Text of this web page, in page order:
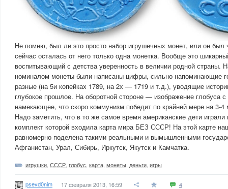
Не помню, был ли это просто набор игрушечных монет, или он был
сейчас осталась от него только одна монетка. Вообще это
воспитывающий с детства уверенность в величии родной страны.
номиналом монеты были написаны цифры, сильно напоминающие
разные (на 5и копейках 1789, на 2х — 1719 и т.д.), уводящие
глубокое прошлое. На оборотной стороне — изображение глобуса
намекающее, что скоро коммунизм победит по крайней мере на 3-4
Надо заметить, что в то же самое время американские дети
комплект которой входила карта мира БЕЗ СССР! На этой карте
равномерно поделена такими реальными и вымышленными
Афганистан, Урал, Сибирь, Иркутск, Якутск и Камчатка.
игрушки СССР глобус карта монеты деньги игры
psevd0nim 17 февраля 2013, 16:59 4